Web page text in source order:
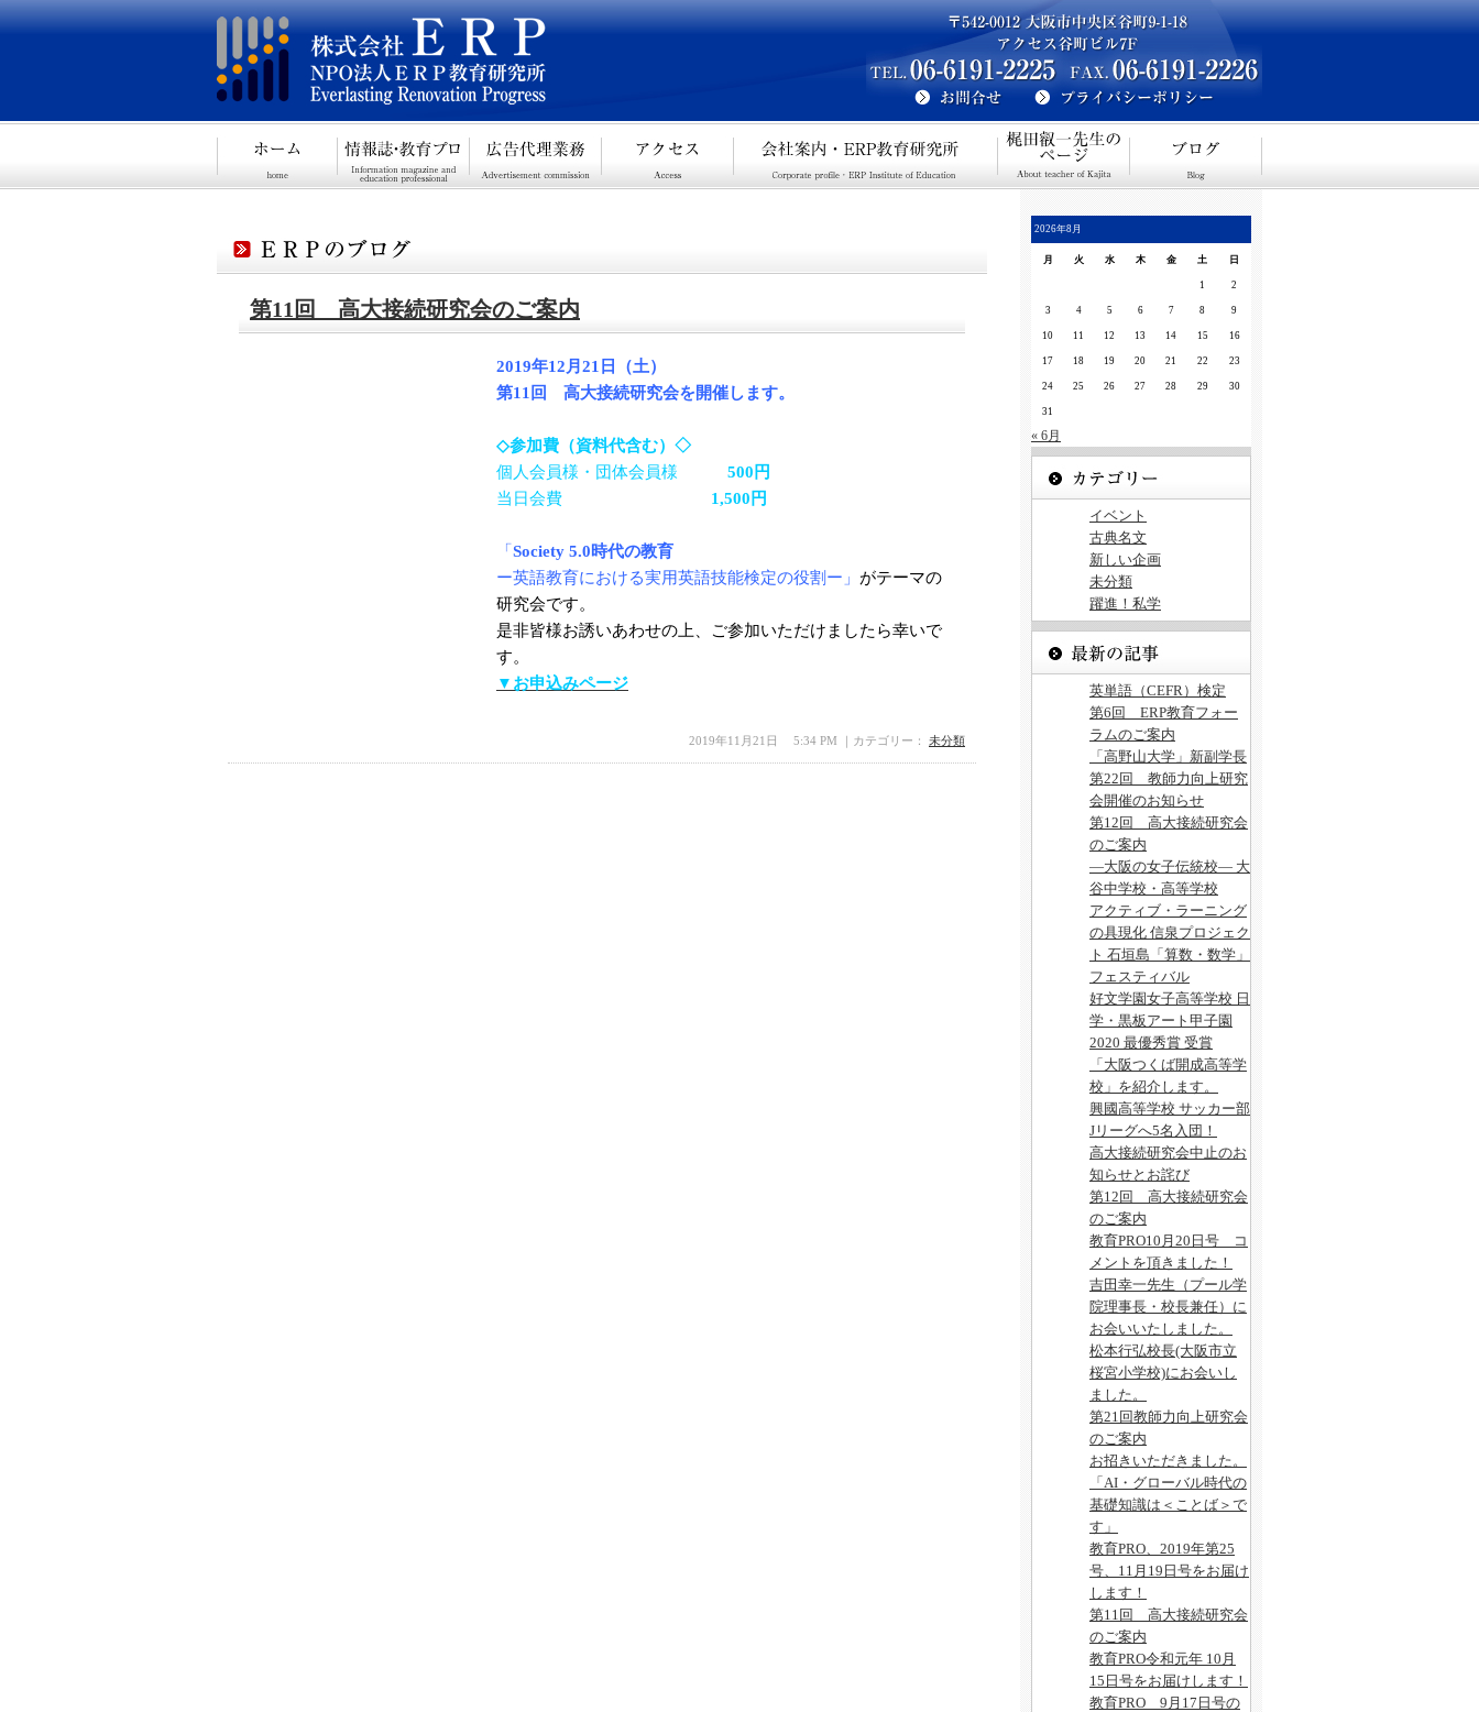
第11回 高大接続研究会のご案内
2019年12月21日（土）
第11回 高大接続研究会を開催します。
◇参加費（資料代含む）◇
個人会員様・団体会員様 500円
当日会費 1,500円
「 Society 5.0時代の教育
ー英語教育における実用英語技能検定の役割ー」 がテーマの
研究会です。
是非皆様お誘いあわせの上、ご参加いただけましたら幸いで
す。
▼お申込みページ
2019年11月21日 5:34 PM ｜カテゴリー： 未分類
2026年8月
月 火 水 木 金 土 日
1 2
3 4 5 6 7 8 9
10 11 12 13 14 15 16
17 18 19 20 21 22 23
24 25 26 27 28 29 30
31
« 6月
イベント
古典名文
新しい企画
未分類
躍進！私学
英単語（CEFR）検定
第6回 ERP教育フォー
ラムのご案内
「高野山大学」新副学長
第22回 教師力向上研究
会開催のお知らせ
第12回 高大接続研究会
のご案内
―大阪の女子伝統校― 大
谷中学校・高等学校
アクティブ・ラーニング
の具現化 信泉プロジェク
ト 石垣島「算数・数学」
フェスティバル
好文学園女子高等学校 日
学・黒板アート甲子園
2020 最優秀賞 受賞
「大阪つくば開成高等学
校」を紹介します。
興國高等学校 サッカー部
Jリーグへ5名入団！
高大接続研究会中止のお
知らせとお詫び
第12回 高大接続研究会
のご案内
教育PRO10月20日号 コ
メントを頂きました！
吉田幸一先生（プール学
院理事長・校長兼任）に
お会いいたしました。
松本行弘校長(大阪市立
桜宮小学校)にお会いし
ました。
第21回教師力向上研究会
のご案内
お招きいただきました。
「AI・グローバル時代の
基礎知識は＜ことば＞で
す」
教育PRO、2019年第25
号、11月19日号をお届け
します！
第11回 高大接続研究会
のご案内
教育PRO令和元年 10月
15日号をお届けします！
教育PRO 9月17日号の